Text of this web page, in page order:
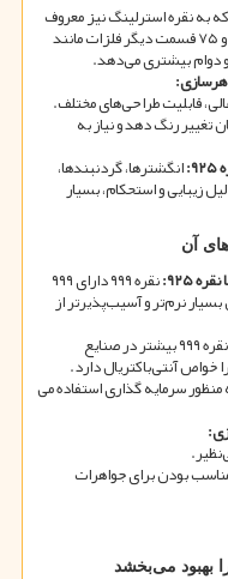
نقره ۹۲۵ که به نقره استرلینگ نیز معروف
است، ترکیبی از ۹۲۵ قسمت نقره خالص و ۷۵ قسمت دیگر فلزات مانند
دوام بیشتری میدهد.
:
قابلیت طراحیهای مختلف.
رنگ دهد و نیاز به
۹۲۵:انگشترها، گردنبندها،
زیبایی و استحکام، بسیار
آن
نقره۹۲۵: نقره ۹۹۹ دارای ۹۹۹
نرمتر و آسیبپذیرتر از
از نقره ۹۹۹ بیشتر در صنایع
خواص آنتیباکتریال دارد.
999 است و به منظور سرمایه گذاری استفاده می
:
نظیر.
بودن برای جواهرات
بهبود میبخشد